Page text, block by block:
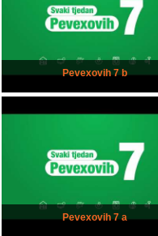
Pevexovih 7 b
Pevexovih 7 a